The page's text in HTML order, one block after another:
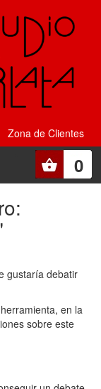
Zona de Clientes
0
gustaría debatir
en la
sobre este